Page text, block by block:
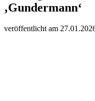
‚Gundermann‘
veröffentlicht am 27.01.20